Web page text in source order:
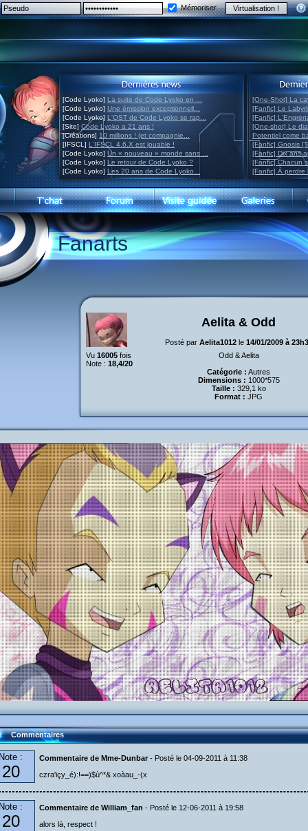
Mémoriser
[Code Lyoko] La suite de Code Lyoko en ...
[Code Lyoko] Une émission exceptionnell...
[Code Lyoko] L'OST de Code Lyoko se rap...
[Site] Code Lyoko a 21 ans !
[Créations] 10 millions ! (et compagnie...
[IFSCL] L'IFSCL 4.6.X est jouable !
[Code Lyoko] Un « nouveau » monde sans ...
[Code Lyoko] Le retour de Code Lyoko ?
[Code Lyoko] Les 20 ans de Code Lyoko...
[One-Shot] La
[Fanfic] Le
[Fanfic]
[One-shot] Le
Potentiel come
[Fanfic] Gnosis
[Fanfic] Dix ans
[Fanfic] Chacun
[Fanfic] À perdre
Fanarts
Aelita & Odd
Posté par Aelita1012le 14/01/2009 à
Vu 16005fois
Note : 18,4/20
Odd & Aelita
Catégorie : Autres
Dimensions : 1000*575
Taille : 329,1 ko
Format : JPG
Commentaires
Note :
20
Commentaire de Mme-Dunbar - Posté le 04-09-2011 à 11:38
czra'içy_é):!==)$ù^*& xoàau_-(x
Note :
20
Commentaire de William_fan - Posté le 12-06-2011 à 19:58
alors là, respect !